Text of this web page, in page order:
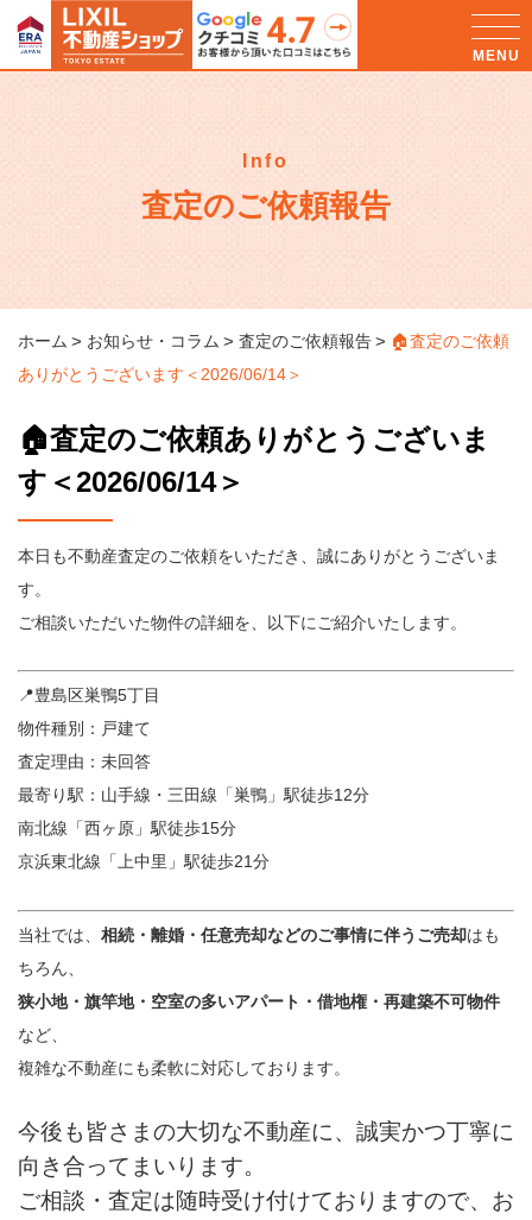
Info
査定のご依頼報告
ホーム お知らせ・コラム 査定のご依頼報告
🏠査定のご依頼
ありがとうございます＜2026/06/14＞
🏠査定のご依頼ありがとうございま
す＜2026/06/14＞
本日も不動産査定のご依頼をいただき、誠にありがとうございま
す。
ご相談いただいた物件の詳細を、以下にご紹介いたします。
📍豊島区巣鴨5丁目
物件種別：戸建て
査定理由：未回答
最寄り駅：山手線・三田線「巣鴨」駅徒歩12分
南北線「西ヶ原」駅徒歩15分
京浜東北線「上中里」駅徒歩21分
当社では、 相続・離婚・任意売却などのご事情に伴うご売却はも
ちろん、
狭小地・旗竿地・空室の多いアパート・借地権・再建築不可物件
など、
複雑な不動産にも柔軟に対応しております。
今後も皆さまの大切な不動産に、誠実かつ丁寧に
向き合ってまいります。
ご相談・査定は随時受け付けておりますので、お